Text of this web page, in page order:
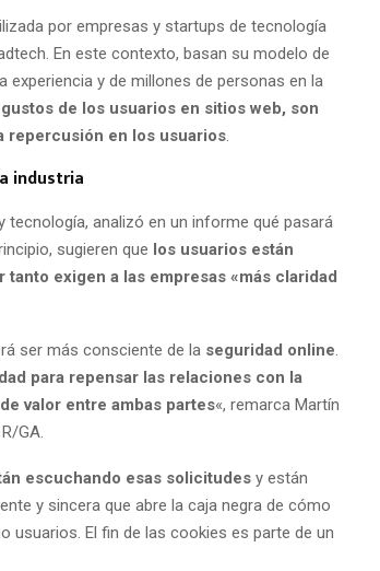
por empresas y startups de tecnología
En este contexto, basan su modelo de
y de millones de personas en la
de los usuarios en sitios web, son
repercusión en los usuarios.
industria
tecnología, analizó en un informe qué pasará
sugieren que los usuarios están
exigen a las empresas «más claridad
ser más consciente de la seguridad online.
para repensar las relaciones con la
valor entre ambas partes«, remarca Martín
GA.
escuchando esas solicitudes y están
y sincera que abre la caja negra de cómo
usuarios. El fin de las cookies es parte de un